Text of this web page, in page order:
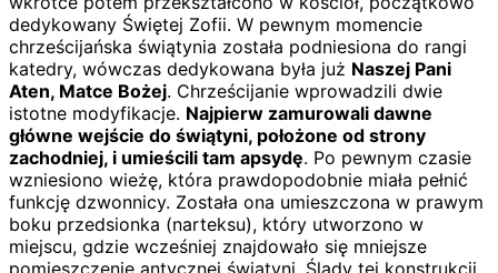
dedykowany Świętej Zofii. W pewnym momencie
chrześcijańska świątynia została podniesiona do rangi
katedry, wówczas dedykowana była już Naszej Pani
Aten, Matce Bożej. Chrześcijanie wprowadzili dwie
istotne modyfikacje. Najpierw zamurowali dawne
główne wejście do świątyni, położone od strony
zachodniej, i umieścili tam apsydę. Po pewnym czasie
wzniesiono wieżę, która prawdopodobnie miała pełnić
funkcję dzwonnicy. Została ona umieszczona w prawym
boku przedsionka (narteksu), który utworzono w
miejscu, gdzie wcześniej znajdowało się mniejsze